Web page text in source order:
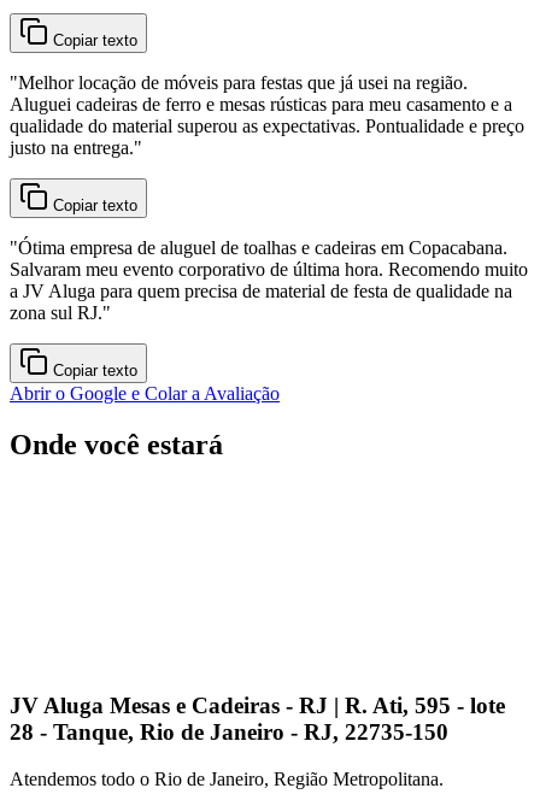
Copiar texto
"Melhor locação de móveis para festas que já usei na região.
Aluguei cadeiras de ferro e mesas rústicas para meu casamento e a
qualidade do material superou as expectativas. Pontualidade e preço
justo na entrega."
Copiar texto
"Ótima empresa de aluguel de toalhas e cadeiras em Copacabana.
Salvaram meu evento corporativo de última hora. Recomendo muito
a JV Aluga para quem precisa de material de festa de qualidade na
zona sul RJ."
Copiar texto
Abrir o Google e Colar a Avaliação
Onde você estará
JV Aluga Mesas e Cadeiras - RJ | R. Ati, 595 - lote
28 - Tanque, Rio de Janeiro - RJ, 22735-150
Atendemos todo o Rio de Janeiro, Região Metropolitana.